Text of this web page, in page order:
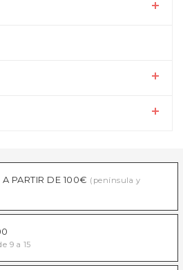
PARTIR DE 100€ (península y
9 a 15